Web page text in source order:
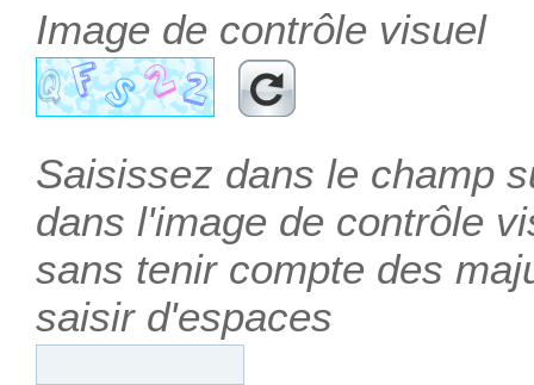
Image de contrôle visuel
Saisissez dans le champ
dans l'image de contrôle
sans tenir compte des
saisir d'espaces